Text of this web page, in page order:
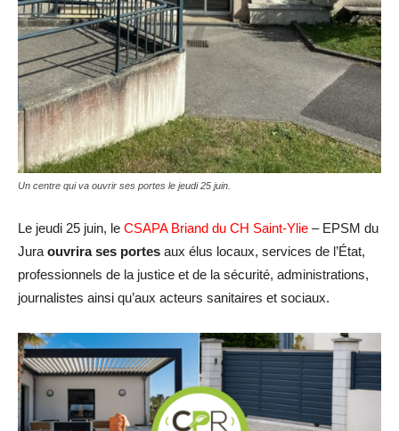
Un centre qui va ouvrir ses portes le jeudi 25 juin.
Le jeudi 25 juin, le CSAPA Briand du CH Saint-Ylie – EPSM du
Jura ouvrira ses portes aux élus locaux, services de l’État,
professionnels de la justice et de la sécurité, administrations,
journalistes ainsi qu’aux acteurs sanitaires et sociaux.